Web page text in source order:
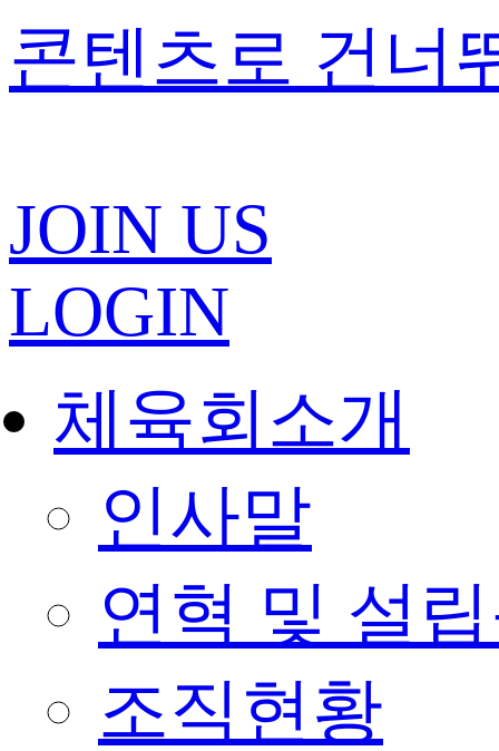
콘텐츠로 건너
JOIN US
LOGIN
체육회소개
인사말
연혁 및 설
조직현황